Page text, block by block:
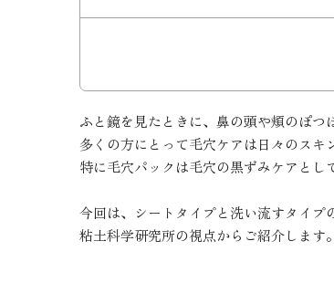
ふと鏡を見たときに、鼻の頭や頬のぽつ
多くの方にとって毛穴ケアは日々のスキ
特に毛穴パックは毛穴の黒ずみケアとし
今回は、シートタイプと洗い流すタイプ
粘土科学研究所の視点からご紹介します。